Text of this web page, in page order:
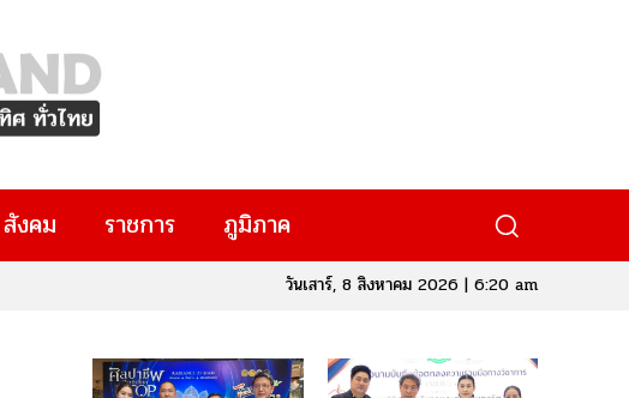
สังคม ราชการ ภูมิภาค
วันเสาร์, 8 สิงหาคม 2026 | 6:20 am